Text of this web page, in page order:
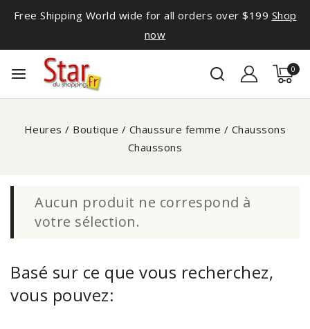
Free Shipping World wide for all orders over $199 Shop
now
0
Heures / Boutique / Chaussure femme / Chaussons
Chaussons
Aucun produit ne correspond à
votre sélection.
Basé sur ce que vous recherchez,
vous pouvez: